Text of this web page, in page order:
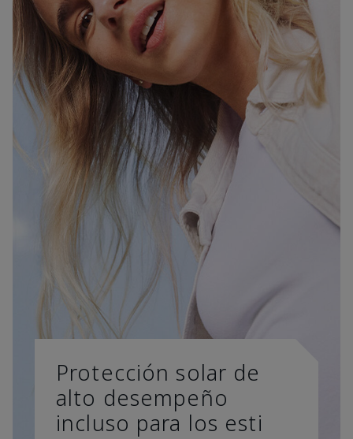
Protección solar de
alto desempeño
incluso para los esti